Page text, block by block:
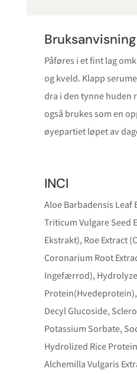
Bruksanvisning
Påføres i et fint lag
og kveld. Klapp
dra i den tynne huden
også brukes som en
øyepartiet løpet av
INCI
Aloe Barbadensis Leaf
Triticum Vulgare Seed
Ekstrakt), Roe Extract
Coronarium Root
Ingefærrod),
Decyl Glucoside,
Potassium Sorbate,
Hydrolized Rice
Alchemilla Vulgaris